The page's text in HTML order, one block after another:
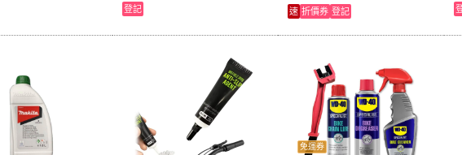
登記 速 折價券 登記
免運券